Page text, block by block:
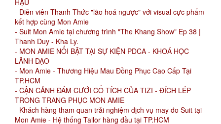
HẬU
- Diễn viên Thanh Thức "lão hoá ngược" với visual cực phẩm
kết hợp cùng Mon Amie
- Suit Mon Amie tại chương trình "The Khang Show" Ep 38 |
Thanh Duy - Kha Ly.
- MON AMIE NỔI BẬT TẠI SỰ KIỆN PDCA - KHOÁ HỌC
LÃNH ĐẠO
- Mon Amie - Thương Hiệu Mau Đồng Phục Cao Cấp Tại
TP.HCM
- CẬN CẢNH ĐÁM CƯỚI CỔ TÍCH CỦA TIZI - ĐÍCH LÉP
TRONG TRANG PHỤC MON AMIE
- Khách hàng tham quan trải nghiệm dịch vụ may đo Suit tại
Mon Amie - Hệ thống Tailor hàng đầu tại TP.HCM